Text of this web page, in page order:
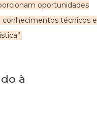
oportunidades
conhecimentos técnicos e
à